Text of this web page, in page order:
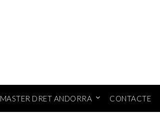
MASTER DRET ANDORRA CONTACTE